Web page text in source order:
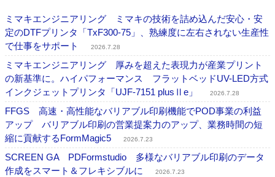
ミマキエンジニアリング ミマキの技術を詰め込んだ安心・安
定のDTFプリンタ「TxF300-75」、熟練度に左右されない生産性
で仕事をサポート
2026.7.28
ミマキエンジニアリング 厚みを超えた表現力が産業プリント
の新基準に。ハイパフォーマンス フラットベッドUV-LED方式
インクジェットプリンタ「UJF-7151 plusⅡe」
2026.7.28
FFGS 高速・高性能なバリアブル印刷機能でPOD事業の利益
アップ バリアブル印刷の営業提案力のアップ、業務時間の短
縮に貢献するFormMagic5
2026.7.23
SCREEN GA PDFormstudio 多様なバリアブル印刷のデータ
作成をスマート＆フレキシブルに
2026.7.23